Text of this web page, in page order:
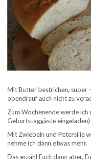
Mit Butter bestrichen, super
obendrauf auch nicht zu
Zum Wochenende werde ich
Geburtstaggäste
Mit Zwiebeln und Petersilie
nehme ich dann etwas mehr.
Das erzähl Euch dann aber,